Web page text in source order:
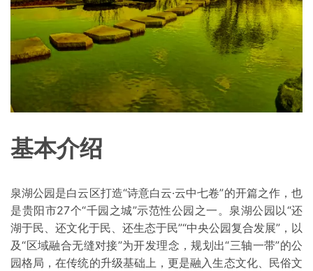
基本介绍
泉湖公园是白云区打造“诗意白云·云中七卷”的开篇之作，也
是贵阳市27个“千园之城”示范性公园之一。泉湖公园以“还
湖于民、还文化于民、还生态于民”“中央公园复合发展”，以
及“区域融合无缝对接”为开发理念，规划出“三轴一带”的公
园格局，在传统的升级基础上，更是融入生态文化、民俗文